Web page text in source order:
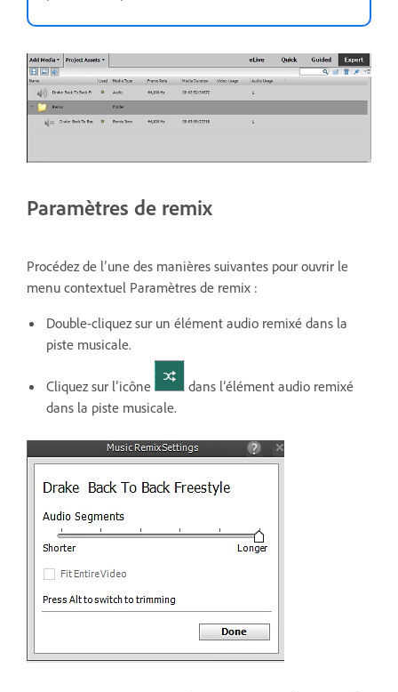
Paramètres de remix
Procédez de l’une des manières suivantes pour ouvrir le
menu contextuel Paramètres de remix :
Double-cliquez sur un élément audio remixé dans la
piste musicale.
Cliquez sur l’icône
dans l’élément audio remixé
dans la piste musicale.